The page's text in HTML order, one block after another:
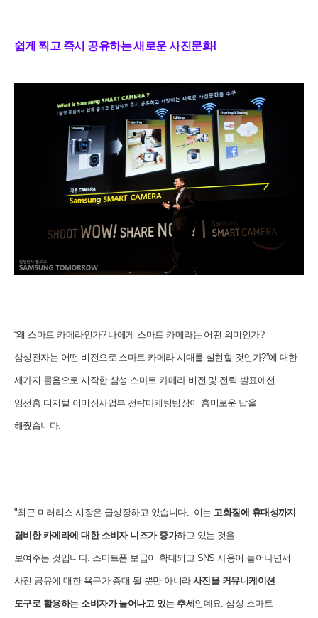
쉽게 찍고 즉시 공유하는 새로운 사진문화!
“왜 스마트 카메라인가? 나에게 스마트 카메라는 어떤 의미인가?
삼성전자는 어떤 비전으로 스마트 카메라 시대를 실현할 것인가?”에 대한
세가지 물음으로 시작한 삼성 스마트 카메라 비전 및 전략 발표에선
임선홍 디지털 이미징사업부 전략마케팅팀장이 흥미로운 답을
해줬습니다.
"최근 미러리스 시장은 급성장하고 있습니다. 이는 고화질에 휴대성까지
겸비한 카메라에 대한 소비자 니즈가 증가하고 있는 것을
보여주는 것입니다. 스마트폰 보급이 확대되고 SNS 사용이 늘어나면서
사진 공유에 대한 욕구가 증대 될 뿐만 아니라 사진을 커뮤니케이션
도구로 활용하는 소비자가 늘어나고 있는 추세 인데요. 삼성 스마트